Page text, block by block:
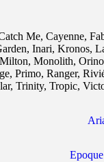
Me, Cayenne,
, Inari, Kronos,
Milton, Monolith,
, Primo, Ranger,
, Trinity, Tropic,